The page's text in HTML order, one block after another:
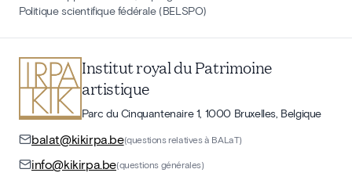
Politique scientifique fédérale (BELSPO)
Institut royal du Patrimoine
artistique
Parc du Cinquantenaire 1, 1000 Bruxelles, Belgique
balat@kikirpa.be(questions relatives à BALaT)
info@kikirpa.be(questions générales)